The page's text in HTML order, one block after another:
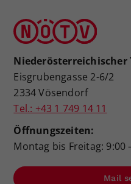
Niederösterreichischer
Eisgrubengasse 2-6/2
2334 Vösendorf
Tel.: +43 1 749 14 11
Öffnungszeiten:
Montag bis Freitag: 9:00
Mail